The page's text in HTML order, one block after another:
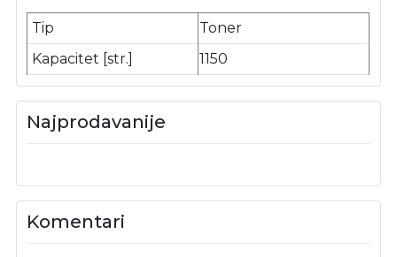
Tip
Toner
Kapacitet [str.]
1150
Najprodavanije
Komentari